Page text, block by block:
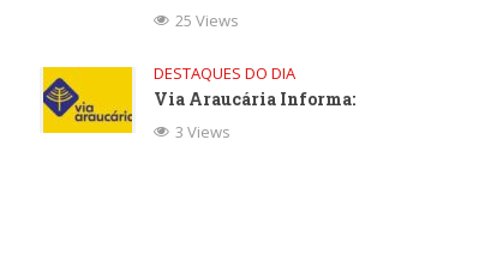
25 Views
DESTAQUES DO DIA
Via Araucária Informa:
3 Views